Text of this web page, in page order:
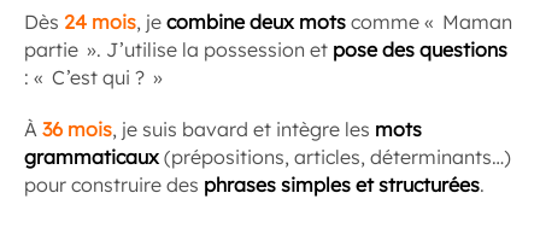
Dès 24 mois, je combine deux mots comme « Maman
partie ». J’utilise la possession et pose des questions
: « C’est qui ? »
À 36 mois, je suis bavard et intègre les mots
grammaticaux (prépositions, articles, déterminants…)
pour construire des phrases simples et structurées.